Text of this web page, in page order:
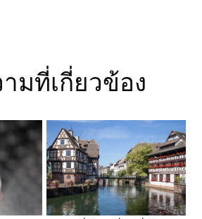
ามที่เกี่ยวข้อง